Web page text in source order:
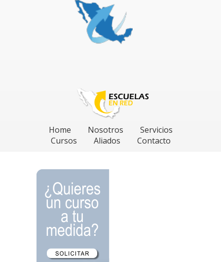
Home Nosotros
Servicios
Cursos
Aliados Contacto